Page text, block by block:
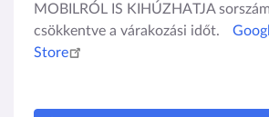
MOBILRÓL IS KIHÚZHATJA
csökkentve a várakozási időt.
Store